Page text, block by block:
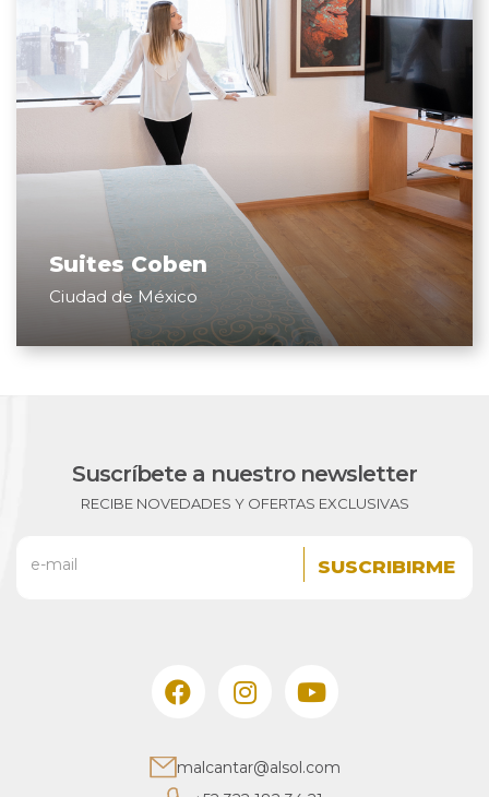
Suites Coben
Ciudad de México
malcantar@alsol.com
Suscríbete a nuestro newsletter
RECIBE NOVEDADES Y OFERTAS EXCLUSIVAS
e-mail